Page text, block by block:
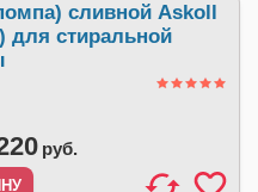
сливной Askoll
для стиральной
руб.